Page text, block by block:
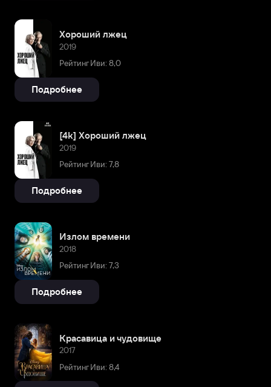
Хороший лжец
2019
Рейтинг Иви: 8,0
Подробнее
[4k] Хороший лжец
2019
Рейтинг Иви: 7,8
Подробнее
Излом времени
2018
Рейтинг Иви: 7,3
Подробнее
Красавица и чудовище
2017
Рейтинг Иви: 8,4